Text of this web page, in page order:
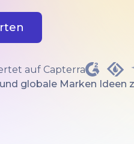
auf Capterra
globale Marken Ideen